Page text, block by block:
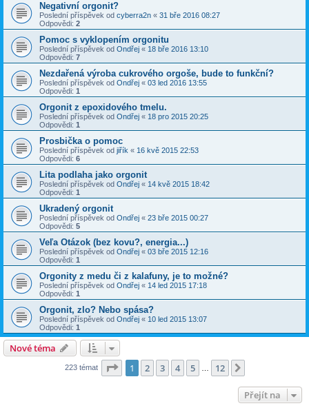
Negativní orgonit?
Poslední příspěvek od cyberra2n « 31 bře 2016 08:27
Odpovědi: 2
Pomoc s vyklopením orgonitu
Poslední příspěvek od Ondřej « 18 bře 2016 13:10
Odpovědi: 7
Nezdařená výroba cukrového orgoše, bude to funkční?
Poslední příspěvek od Ondřej « 03 led 2016 13:55
Odpovědi: 1
Orgonit z epoxidového tmelu.
Poslední příspěvek od Ondřej « 18 pro 2015 20:25
Odpovědi: 1
Prosbička o pomoc
Poslední příspěvek od jiřík « 16 kvě 2015 22:53
Odpovědi: 6
Lita podlaha jako orgonit
Poslední příspěvek od Ondřej « 14 kvě 2015 18:42
Odpovědi: 1
Ukradený orgonit
Poslední příspěvek od Ondřej « 23 bře 2015 00:27
Odpovědi: 5
Veľa Otázok (bez kovu?, energia...)
Poslední příspěvek od Ondřej « 03 bře 2015 12:16
Odpovědi: 1
Orgonity z medu či z kalafuny, je to možné?
Poslední příspěvek od Ondřej « 14 led 2015 17:18
Odpovědi: 1
Orgonit, zlo? Nebo spása?
Poslední příspěvek od Ondřej « 10 led 2015 13:07
Odpovědi: 1
Nové téma
223 témat Stránka z 12
1 2 3 4 5 12
Přejít na